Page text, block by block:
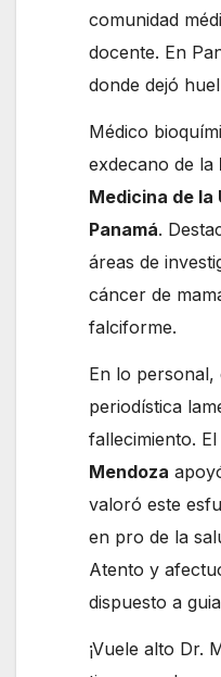
comunidad
docente. En
donde dejó
Médico
exdecano de la
Medicina de la
Panamá.
áreas de
cáncer de
falciforme.
En lo personal,
periodística
fallecimiento. El
Mendoza
valoró este
en pro de la
Atento y
dispuesto a
¡Vuele alto Dr.